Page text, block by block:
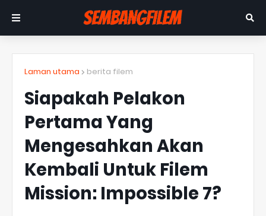
Laman utama berita filem
Siapakah Pelakon
Pertama Yang
Mengesahkan Akan
Kembali Untuk Filem
Mission: Impossible 7?